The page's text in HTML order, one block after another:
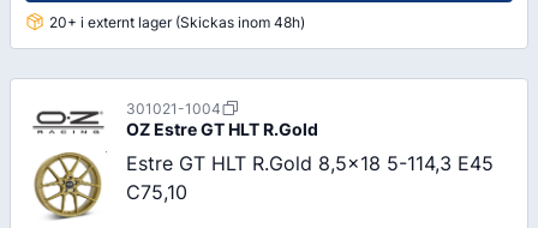
20+ i externt lager (Skickas inom 48h)
301021-1004
OZ Estre GT HLT R.Gold
Estre GT HLT R.Gold 8,5x18 5-114,3 E45
C75,10